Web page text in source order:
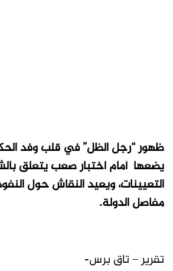
ظهور “رجل الظل” في قلب وفد
يضعها أمام اختبار صعب يتعلق
التعيينات، ويعيد النقاش حول
مفاصل الدولة.
تقرير – تاق برس-